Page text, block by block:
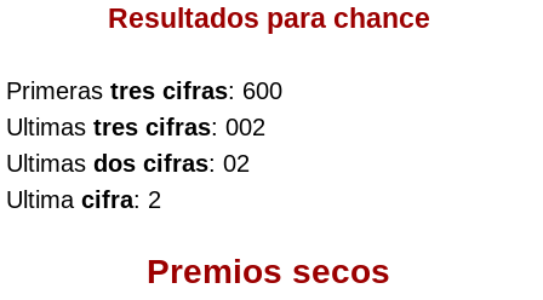
Culona día
Culona noche
Dorado Mañana
Resultados para chance
Primeras tres cifras: 600
Ultimas tres cifras: 002
Ultimas dos cifras: 02
Ultima cifra: 2
Premios secos